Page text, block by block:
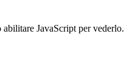
JavaScript per vederlo.